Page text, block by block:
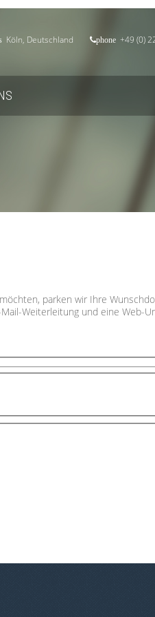
Köln, Deutschland phone +49 (0)
parken wir Ihre
Weiterleitung und eine Web-